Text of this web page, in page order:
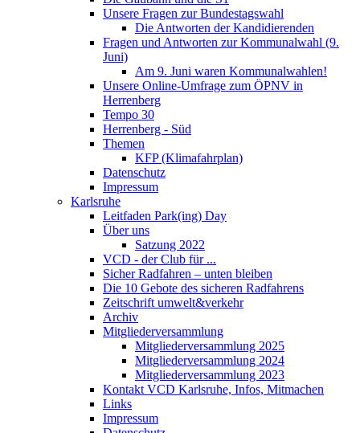
Unsere Fragen zur Bundestagswahl
Die Antworten der Kandidierenden
Fragen und Antworten zur Kommunalwahl (9.
Juni)
Am 9. Juni waren Kommunalwahlen!
Unsere Online-Umfrage zum ÖPNV in
Herrenberg
Tempo 30
Herrenberg - Süd
Themen
KFP (Klimafahrplan)
Datenschutz
Impressum
Karlsruhe
Leitfaden Park(ing) Day
Über uns
Satzung 2022
VCD - der Club für ...
Sicher Radfahren – unten bleiben
Die 10 Gebote des sicheren Radfahrens
Zeitschrift umwelt&verkehr
Archiv
Mitgliederversammlung
Mitgliederversammlung 2025
Mitgliederversammlung 2024
Mitgliederversammlung 2023
Kontakt VCD Karlsruhe, Infos, Mitmachen
Links
Impressum